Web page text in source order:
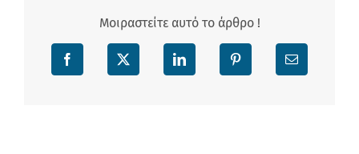
Μοιραστείτε αυτό το άρθρο !
Facebook X LinkedIn Pinterest Email